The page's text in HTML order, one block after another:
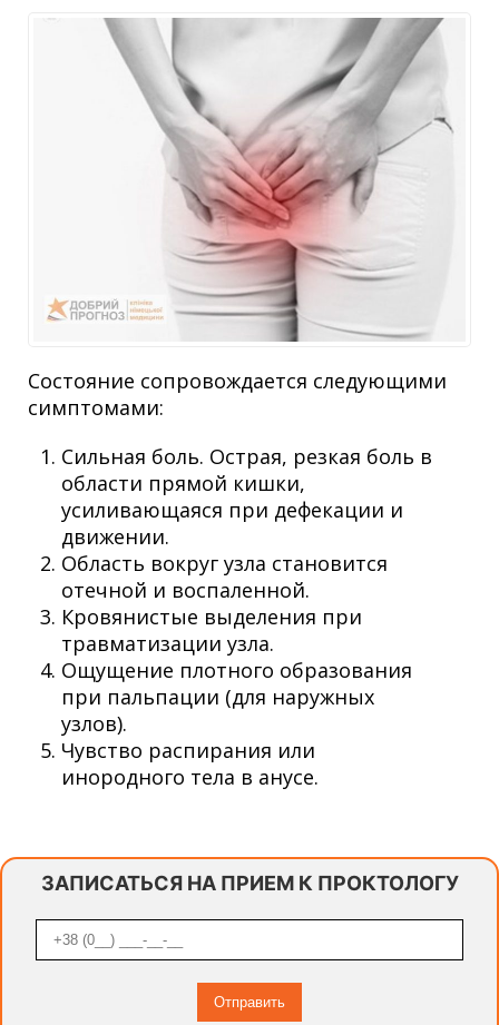
Состояние сопровождается следующими
симптомами:
Сильная боль. Острая, резкая боль в
области прямой кишки,
усиливающаяся при дефекации и
движении.
Область вокруг узла становится
отечной и воспаленной.
Кровянистые выделения при
травматизации узла.
Ощущение плотного образования
при пальпации (для наружных
узлов).
Чувство распирания или
инородного тела в анусе.
ЗАПИСАТЬСЯ НА ПРИЕМ К ПРОКТОЛОГУ